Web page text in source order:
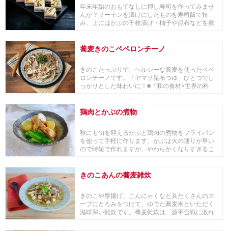
年末年始のおもてなしに押し寿司を作ってみませ
んか？サーモンを漬けにしたものを寿司飯で挟
み、上にはかぶの千枚漬け・柚子や昆布などを敷
蕎麦きのこペペロンチーノ
きのこたっぷりで、ヘルシーな蕎麦を使ったペペ
ロンチーノです。「ヤマサ昆布つゆ」ひとつでし
っかりとした味わいに！■「和の食材×世界の料
鶏肉とかぶの煮物
秋にも旬を迎えるかぶと鶏肉の煮物をフライパン
を使って手軽に作ります。かぶは火の通りが早い
ので時短で作れますが、やわらかくなりすぎるこ
きのこあんの蕎麦雑炊
きのこや厚揚げ、こんにゃくなど具だくさんのス
ープにとろみをつけて、ゆでた蕎麦米といただく
滋味深い雑炊です。蕎麦雑炊は、源平合戦に敗れ